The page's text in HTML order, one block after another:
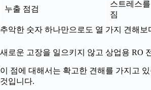
누출 점검
스트레스
짐
추악한 숫자 하나만으로도 열 가지 견해보
새로운 고장을 일으키지 않고 상업용 RO
이 점에 대해서는 확고한 견해를 가지고
것입니다.